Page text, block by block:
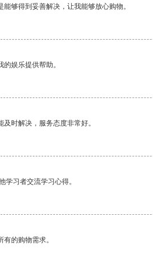
够得到妥善解决，让我能够放心购物。
娱乐提供帮助。
时解决，服务态度非常好。
学习者交流学习心得。
的购物需求。